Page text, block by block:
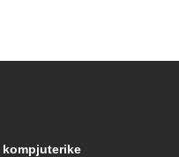
kompjuterike